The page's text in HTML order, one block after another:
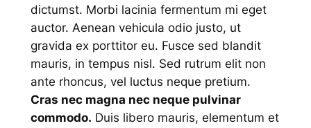
dictumst. Morbi lacinia fermentum mi eget
auctor. Aenean vehicula odio justo, ut
gravida ex porttitor eu. Fusce sed blandit
mauris, in tempus nisl. Sed rutrum elit non
ante rhoncus, vel luctus neque pretium.
Cras nec magna nec neque pulvinar
commodo. Duis libero mauris, elementum et